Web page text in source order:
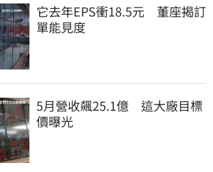
它去年EPS衝18.5元　董座揭訂
單能見度
5月營收飆25.1億　這大廠目標
價曝光